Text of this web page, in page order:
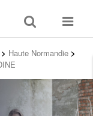
Toggle
search
Toggle
> Haute Normandie >